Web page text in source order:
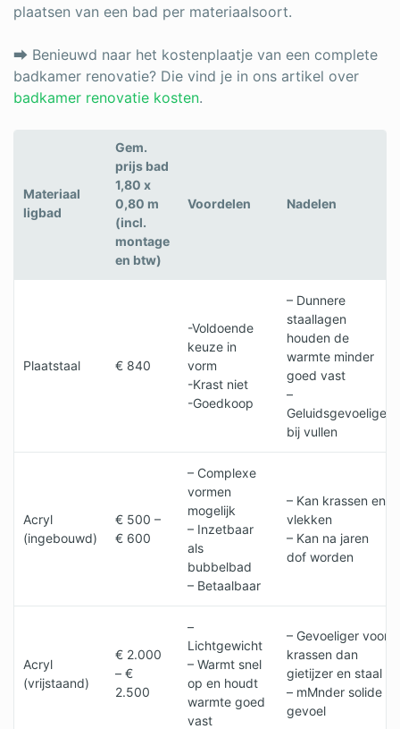
plaatsen van een bad per materiaalsoort.
⮕ Benieuwd naar het kostenplaatje van een complete
badkamer renovatie? Die vind je in ons artikel over
badkamer renovatie kosten.
Materiaal
ligbad
Gem.
prijs bad
1,80 x
0,80 m
(incl.
montage
en btw)
Voordelen Nadelen
Plaatstaal € 840
-Voldoende
keuze in
vorm
-Krast niet
-Goedkoop
– Dunnere
staallagen
houden de
warmte minder
goed vast
–
Geluidsgevoeliger
bij vullen
Acryl
(ingebouwd)
€ 500 –
€ 600
– Complexe
vormen
mogelijk
– Inzetbaar
als
bubbelbad
– Betaalbaar
– Kan krassen en
vlekken
– Kan na jaren
dof worden
Acryl
(vrijstaand)
€ 2.000
– €
2.500
–
Lichtgewicht
– Warmt snel
op en houdt
warmte goed
vast
– Gevoeliger voor
krassen dan
gietijzer en staal
– mMnder solide
gevoel